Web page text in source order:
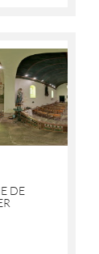
DE